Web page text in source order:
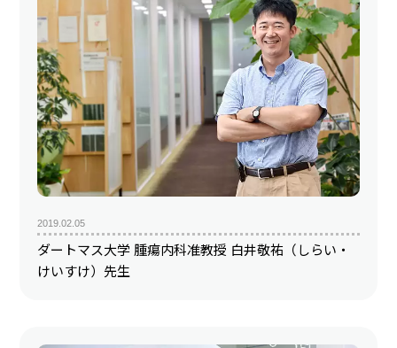
2019.02.05
ダートマス大学 腫瘍内科准教授 白井敬祐（しらい・
けいすけ）先生